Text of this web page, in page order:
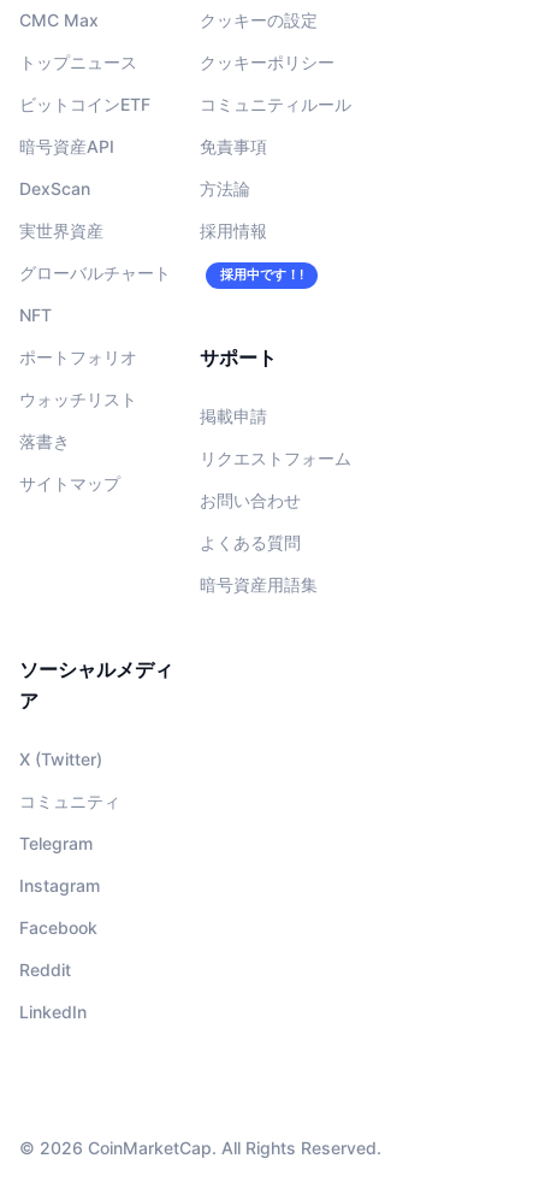
CMC Max
トップニュース
ビットコインETF
暗号資産API
DexScan
実世界資産
グローバルチャート
NFT
ポートフォリオ
ウォッチリスト
落書き
サイトマップ
クッキーの設定
クッキーポリシー
コミュニティルール
免責事項
方法論
採用情報
採用中です！!
サポート
掲載申請
リクエストフォーム
お問い合わせ
よくある質問
暗号資産用語集
ソーシャルメディ
ア
X (Twitter)
コミュニティ
Telegram
Instagram
Facebook
Reddit
LinkedIn
© 2026 CoinMarketCap. All Rights Reserved.